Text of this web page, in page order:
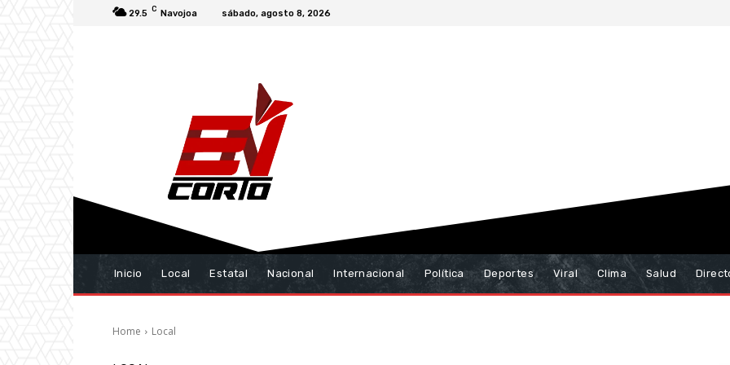
29.5 C Navojoa sábado, agosto 8, 2026
Inicio Local Estatal Nacional Internacional Política Deportes Viral Clima Salud
Home Local